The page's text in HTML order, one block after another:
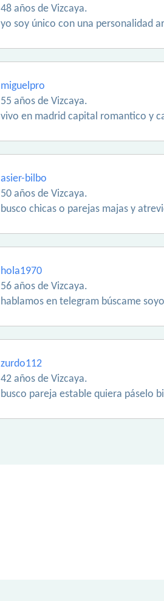
48 años de Vizcaya.
yo soy único con una personalidad
miguelpro
55 años de Vizcaya.
vivo en madrid capital romantico y
asier-bilbo
50 años de Vizcaya.
busco chicas o parejas majas y
hola1970
56 años de Vizcaya.
hablamos en telegram búscame
zurdo112
42 años de Vizcaya.
busco pareja estable quiera páselo